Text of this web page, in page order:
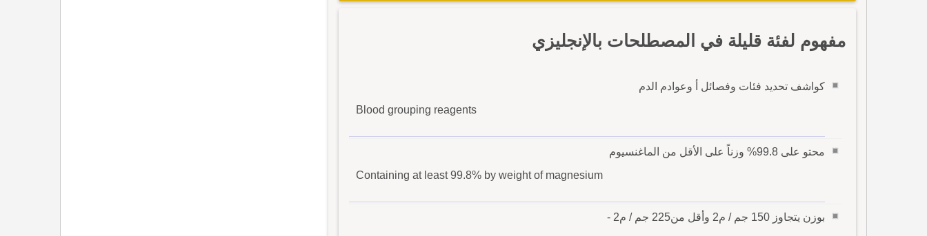
مفهوم لفئة قليلة في المصطلحات بالإنجليزي
كواشف تحديد فئات وفصائل أ وعوادم الدم
Blood grouping reagents
محتو على 99.8% وزناً على الأقل من الماغنسيوم
Containing at least 99.8% by weight of magnesium
بوزن يتجاوز 150 جم / م2 وأقل من225 جم / م2 -